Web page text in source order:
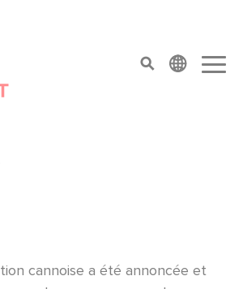
top menu
cannoise a été annoncée et